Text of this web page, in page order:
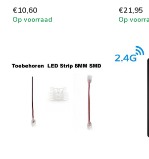
€10,60
Op voorraad
€21,95
Op